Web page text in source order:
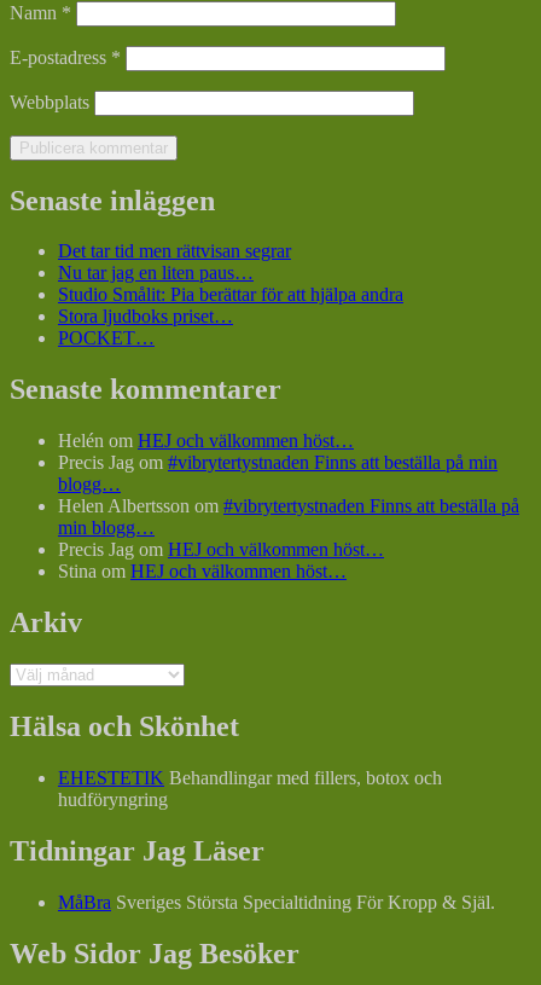
Namn *
E-postadress *
Webbplats
Senaste inläggen
Det tar tid men rättvisan segrar
Nu tar jag en liten paus…
Studio Smålit: Pia berättar för att hjälpa andra
Stora ljudboks priset…
POCKET…
Senaste kommentarer
Helén om HEJ och välkommen höst…
Precis Jag om #vibrytertystnaden Finns att beställa på min
blogg…
Helen Albertsson om #vibrytertystnaden Finns att beställa på
min blogg…
Precis Jag om HEJ och välkommen höst…
Stina om HEJ och välkommen höst…
Arkiv
Arkiv
Hälsa och Skönhet
EHESTETIK Behandlingar med fillers, botox och
hudföryngring
Tidningar Jag Läser
MåBra Sveriges Största Specialtidning För Kropp & Själ.
Web Sidor Jag Besöker